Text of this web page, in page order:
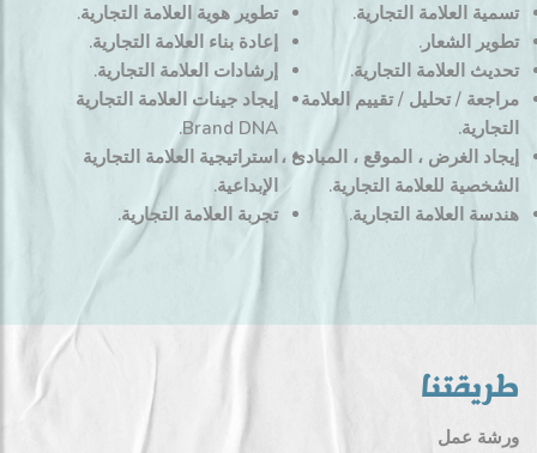
تسمية العلامة التجارية.
تطوير هوية العلامة التجارية.
تطوير الشعار.
إعادة بناء العلامة التجارية.
تحديث العلامة التجارية.
إرشادات العلامة التجارية.
مراجعة / تحليل / تقييم العلامة
التجارية.
إيجاد جينات العلامة التجارية
Brand DNA.
إيجاد الغرض ، الموقع ، المبادئ ،
الشخصية للعلامة التجارية.
استراتيجية العلامة التجارية
الإبداعية.
هندسة العلامة التجارية.
تجربة العلامة التجارية.
طريقتنا
ورشة عمل